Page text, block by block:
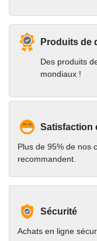
Produits de
Des produits
mondiaux !
Satisfaction
Plus de 95% de nos
recommandent.
Sécurité
Achats en ligne